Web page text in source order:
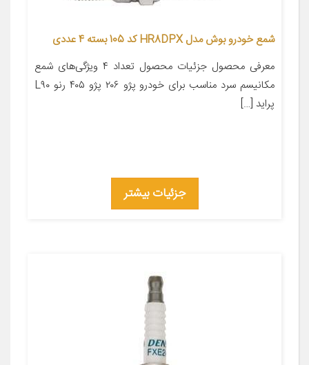
شمع خودرو بوش مدل HR8DPX کد 105 بسته 4 عددی
معرفی محصول جزئیات محصول تعداد ۴ ویژگی‌های شمع
مکانیسم سرد مناسب برای خودرو پژو ۲۰۶ پژو ۴۰۵ رنو L۹۰
پراید […]
جزئیات بیشتر